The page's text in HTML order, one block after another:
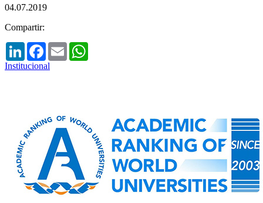
04.07.2019
Compartir:
LinkedInFacebook
Email
Institucional